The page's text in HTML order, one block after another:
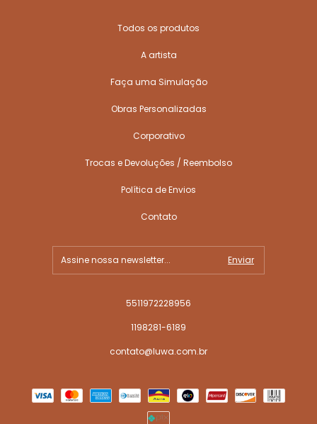
Todos os produtos
A artista
Faça uma Simulação
Obras Personalizadas
Corporativo
Trocas e Devoluções / Reembolso
Política de Envios
Contato
5511972228956
1198281-6189
contato@luwa.com.br